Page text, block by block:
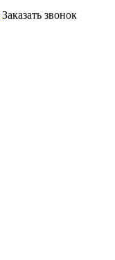
Заказать звонок